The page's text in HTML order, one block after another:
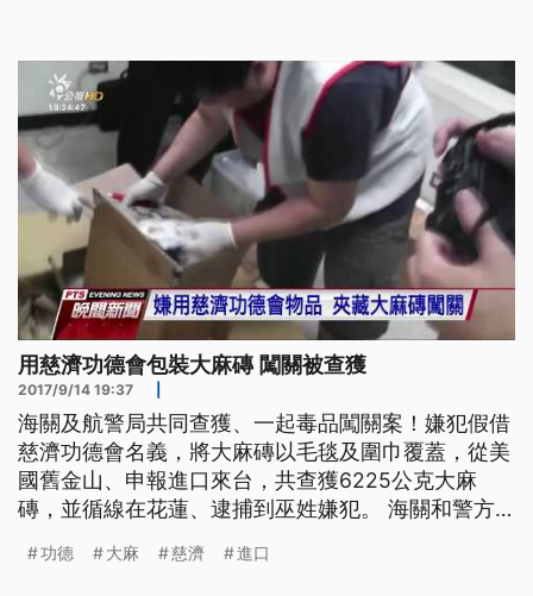
間。而所有毛毯、圍巾，都有慈濟功德會徽章，還有
雜誌放上面、作為掩飾，小箱
用慈濟功德會包裝大麻磚 闖關被查獲
2017/9/14 19:37
海關及航警局共同查獲、一起毒品闖關案！嫌犯假借
慈濟功德會名義，將大麻磚以毛毯及圍巾覆蓋，從美
國舊金山、申報進口來台，共查獲6225公克大麻
磚，並循線在花蓮、逮捕到巫姓嫌犯。 海關和警方
毯及圍巾」申報進口的紙箱有異樣，開箱發現，底部
功德 大麻 慈濟 進口